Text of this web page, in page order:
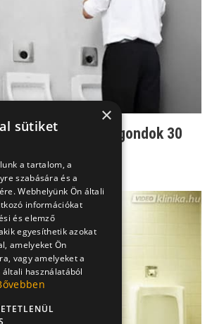
és állagú: ondógondok 30
×
sütiket
a tartalom, a
szabására és a
Webhelyünk Ön általi
információkat
és elemző
egyesíthetik azokat
amelyeket Ön
vagy amelyeket a
használatából